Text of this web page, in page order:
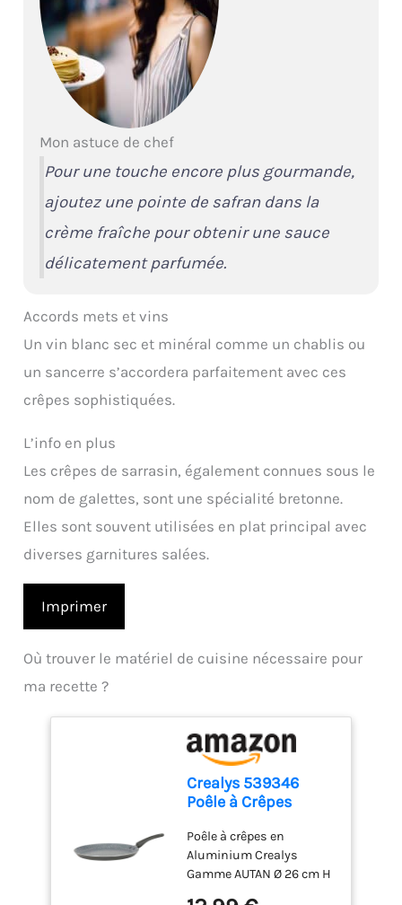
Mon astuce de chef
Pour une touche encore plus gourmande,
ajoutez une pointe de safran dans la
crème fraîche pour obtenir une sauce
délicatement parfumée.
Accords mets et vins
Un vin blanc sec et minéral comme un chablis ou
un sancerre s’accordera parfaitement avec ces
crêpes sophistiquées.
L’info en plus
Les crêpes de sarrasin, également connues sous le
nom de galettes, sont une spécialité bretonne.
Elles sont souvent utilisées en plat principal avec
diverses garnitures salées.
Imprimer
Où trouver le matériel de cuisine nécessaire pour
ma recette ?
Crealys 539346
Poêle à Crêpes
26cm - Revêtement
Antiadhésif Sain en
Céramique effet
pierre - Crêpière
Poêle à crêpes en
Aluminium Crealys
Gamme AUTAN Ø 26 cm H